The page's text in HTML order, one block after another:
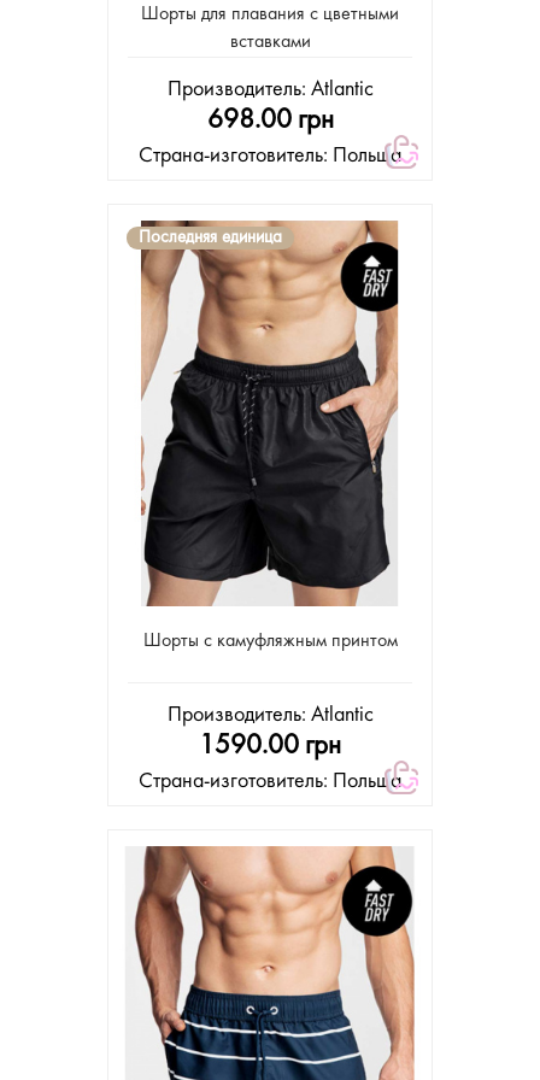
Шорты для плавания с цветными
вставками
Производитель: Atlantic
698.00 грн
Страна-изготовитель: Польша
Последняя единица
Шорты с камуфляжным принтом
Производитель: Atlantic
1590.00 грн
Страна-изготовитель: Польша